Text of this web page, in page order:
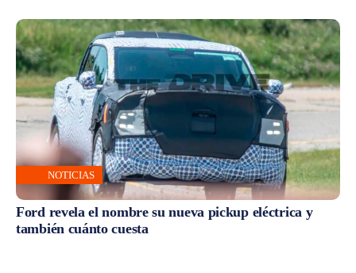
NOTICIAS
Ford revela el nombre su nueva pickup eléctrica y
también cuánto cuesta